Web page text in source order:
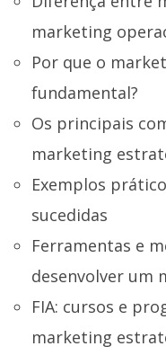
marketing
Por que o
fundamental?
Os principais
marketing
Exemplos
sucedidas
Ferramentas e
desenvolver um
FIA: cursos e
marketing